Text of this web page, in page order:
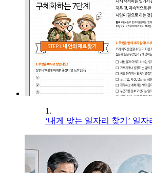
1.
‘내게 맞는 일자리 찾기’ 일자